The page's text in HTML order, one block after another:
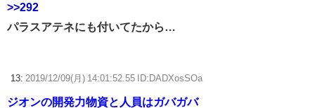
>>292
パラスアテネにも付いてたから…
13: 2019/12/09(月) 14:01:52.55 ID:DADXosSOa
ジオンの開発力物資と人員はガバガバ